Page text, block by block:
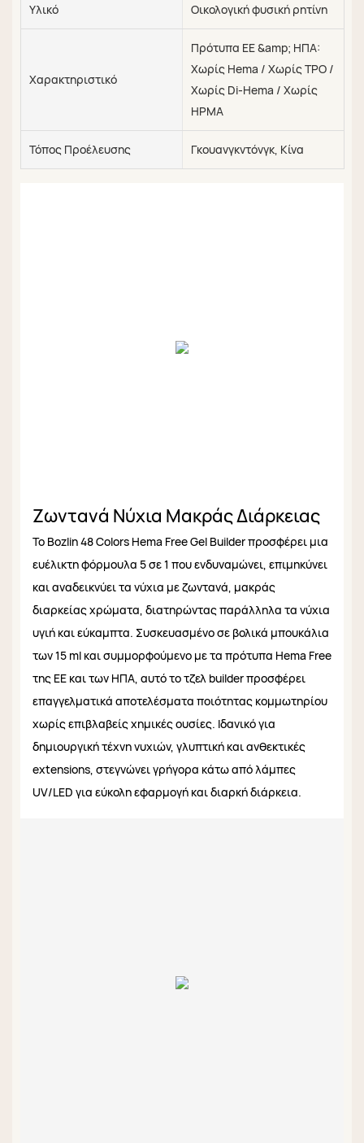
Υλικό Οικολογική φυσική ρητίνη
Χαρακτηριστικό
Πρότυπα ΕΕ &amp; ΗΠΑ:
Χωρίς Hema / Χωρίς TPO /
Χωρίς Di-Hema / Χωρίς
HPMA
Τόπος Προέλευσης Γκουανγκντόνγκ, Κίνα
Ζωντανά Νύχια Μακράς Διάρκειας
Το Bozlin 48 Colors Hema Free Gel Builder προσφέρει μια
ευέλικτη φόρμουλα 5 σε 1 που ενδυναμώνει, επιμηκύνει
και αναδεικνύει τα νύχια με ζωντανά, μακράς
διαρκείας χρώματα, διατηρώντας παράλληλα τα νύχια
υγιή και εύκαμπτα. Συσκευασμένο σε βολικά μπουκάλια
των 15 ml και συμμορφούμενο με τα πρότυπα Hema Free
της ΕΕ και των ΗΠΑ, αυτό το τζελ builder προσφέρει
επαγγελματικά αποτελέσματα ποιότητας κομμωτηρίου
χωρίς επιβλαβείς χημικές ουσίες. Ιδανικό για
δημιουργική τέχνη νυχιών, γλυπτική και ανθεκτικές
extensions, στεγνώνει γρήγορα κάτω από λάμπες
UV/LED για εύκολη εφαρμογή και διαρκή διάρκεια.